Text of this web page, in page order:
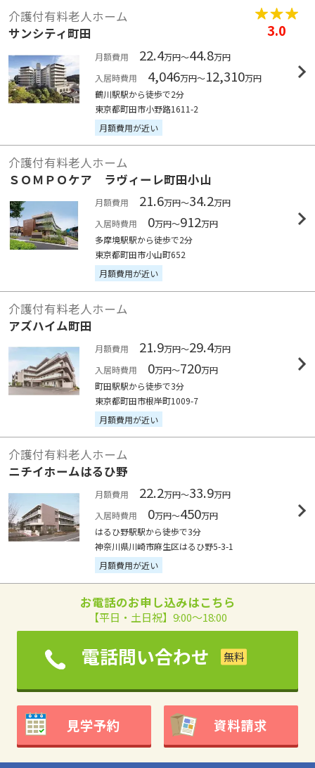
介護付有料老人ホーム
サンシティ町田
3.0
月額費用 22.4万円～44.8万円
入居時費用
4,046万円～12,310万円
鶴川駅駅から徒歩で2分
東京都町田市小野路1611-2
月額費用が近い
介護付有料老人ホーム
ＳＯＭＰＯケア ラヴィーレ町田小山
月額費用 21.6万円～34.2万円
入居時費用
0万円～912万円
多摩境駅駅から徒歩で2分
東京都町田市小山町652
月額費用が近い
介護付有料老人ホーム
アズハイム町田
月額費用 21.9万円～29.4万円
入居時費用
0万円～720万円
町田駅駅から徒歩で3分
東京都町田市根岸町1009-7
月額費用が近い
介護付有料老人ホーム
ニチイホームはるひ野
月額費用 22.2万円～33.9万円
入居時費用
0万円～450万円
はるひ野駅駅から徒歩で3分
神奈川県川崎市麻生区はるひ野5-3-1
月額費用が近い
お電話のお申し込みはこちら
【平日・土日祝】9:00～18:00
電話問い合わせ
見学予約 資料請求